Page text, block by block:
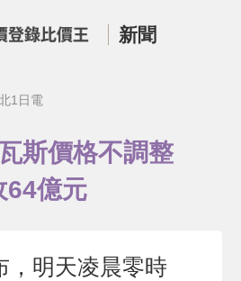
新聞
1日電
斯價格不調整
64億元
，明天凌晨零時